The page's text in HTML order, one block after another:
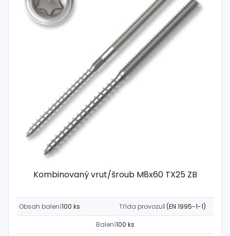
Kombinovaný vrut/šroub M8x60 TX25 ZB
Obsah balení100 ks Třída provozu1 (EN 1995-1-1)
Balení100 ks